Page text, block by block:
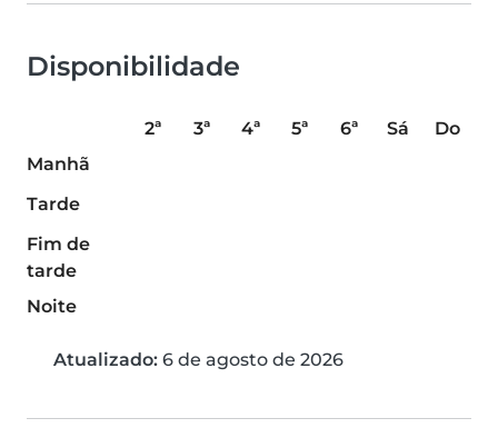
Disponibilidade
2ª 3ª 4ª 5ª 6ª Sá
Do
Manhã
Tarde
Fim de
tarde
Noite
Atualizado: 6 de agosto de 2026